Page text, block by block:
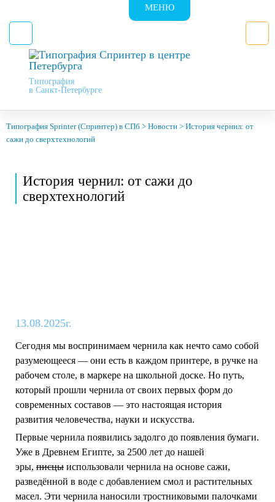
Типография
в Санкт-Петербурге
МЕНЮ
Типография Sprinter (Спринтер) в СПб > Новости > История чернил: от
сажи до сверхтехнологий
История чернил: от сажи до
сверхтехнологий
13.08.2025г.
Сегодня мы воспринимаем чернила как нечто само собой
разумеющееся — они есть в каждом принтере, в ручке на
рабочем столе, в маркере на школьной доске. Но путь,
который прошли чернила от своих первых форм до
современных составов — это настоящая история
развития человечества, науки и искусства.
Первые чернила появились задолго до появления бумаги.
Уже в Древнем Египте, за 2500 лет до нашей
эры, писцы использовали чернила на основе сажи,
разведённой в воде с добавлением смол и растительных
масел. Эти чернила наносили тростниковыми палочками